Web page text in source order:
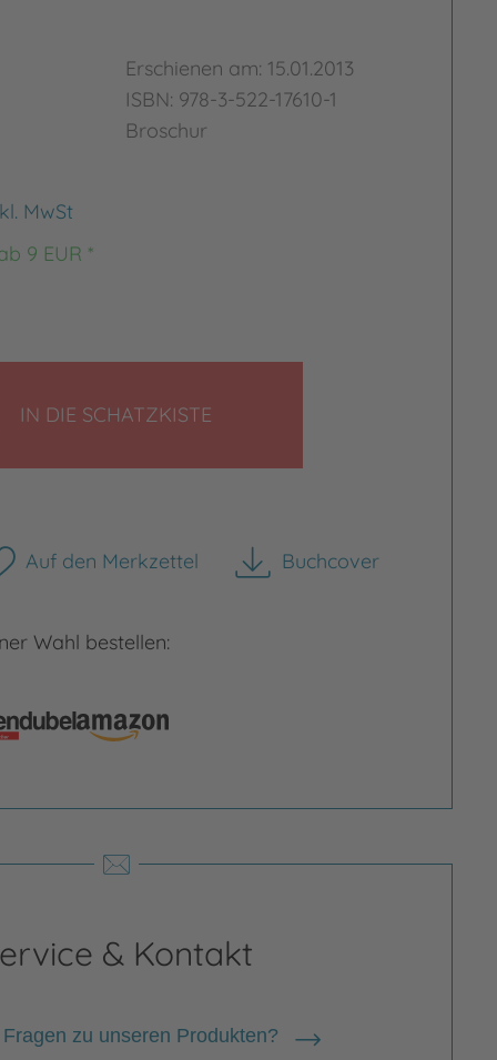
Erschienen am: 15.01.2013
ISBN: 978-3-522-17610-1
Broschur
MwSt
9 EUR *
IN DIE SCHATZKISTE
Auf den Merkzettel Buchcover
herunterladen
Wahl bestellen:
& Kontakt
zu unseren Produkten?